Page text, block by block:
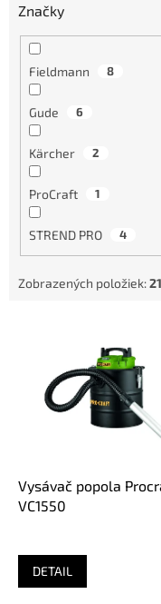
Značky
Fieldmann 8
Gude 6
Kärcher 2
ProCraft 1
STREND PRO 4
Zobrazených položiek:21
Vysávač popola
VC1550
DETAIL